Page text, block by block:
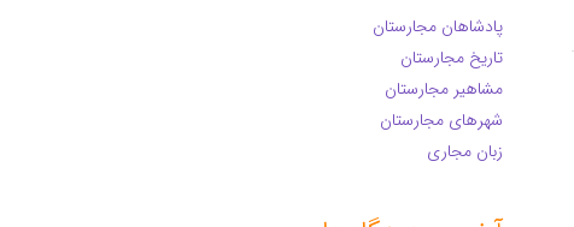
پادشاهان مجارستان
تاریخ مجارستان
مشاهیر مجارستان
شهرهای مجارستان
زبان مجاری